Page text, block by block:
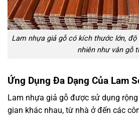
Lam nhựa giả gỗ có kích thước lớn,
nhiên như vân gỗ
Ứng Dụng Đa Dạng Của Lam
Lam nhựa giả gỗ được sử dụng
gian khác nhau, từ nhà ở đến các